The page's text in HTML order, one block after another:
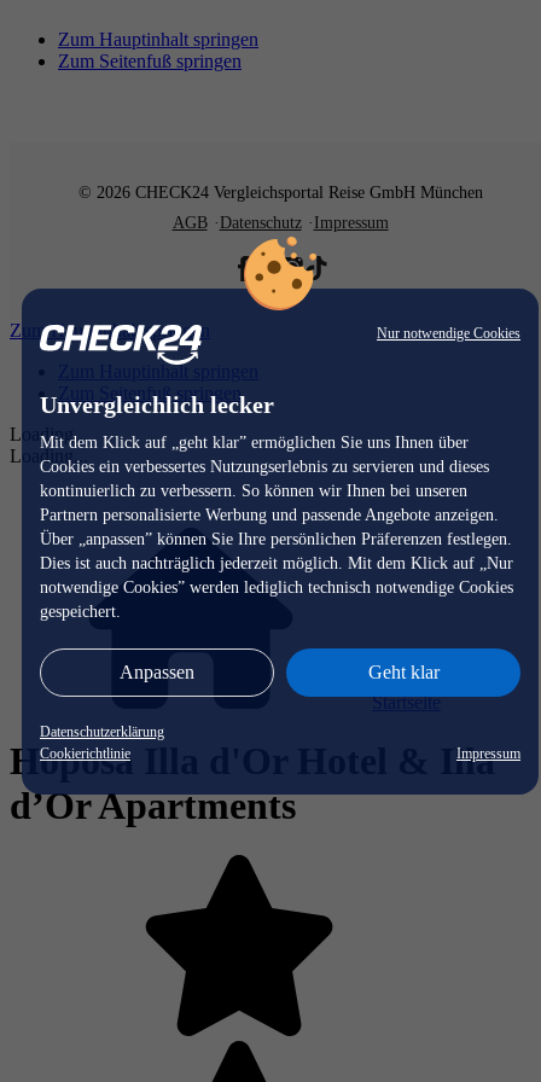
Nur notwendige Cookies
Unvergleichlich lecker
Mit dem Klick auf „geht klar” ermöglichen Sie uns Ihnen über
Cookies ein verbessertes Nutzungserlebnis zu servieren und dieses
kontinuierlich zu verbessern. So können wir Ihnen bei unseren
Partnern personalisierte Werbung und passende Angebote anzeigen.
Über „anpassen” können Sie Ihre persönlichen Präferenzen festlegen.
Dies ist auch nachträglich jederzeit möglich. Mit dem Klick auf „Nur
notwendige Cookies” werden lediglich technisch notwendige Cookies
gespeichert.
Anpassen Geht klar
Datenschutzerklärung
Cookierichtlinie
Impressum
Zum Hauptinhalt springen
Zum Seitenfuß springen
© 2026 CHECK24 Vergleichsportal Reise GmbH München
AGB
Datenschutz Impressum
Zum Hauptinhalt springen
Zum Hauptinhalt springen
Zum Seitenfuß springen
Loading...
Loading...
Startseite
Hoposa Illa d'Or Hotel & Illa
d’Or Apartments